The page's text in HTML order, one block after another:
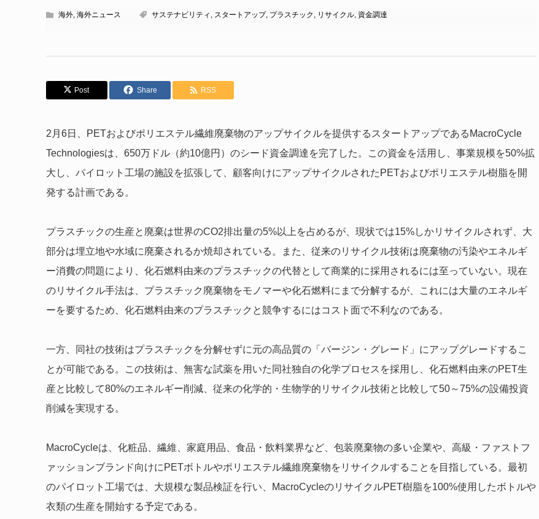
海外, 海外ニュース サステナビリティ , スタートアップ, プラスチック , リサイクル, 資金調達
Post Share RSS
2月6日、PETおよびポリエステル繊維廃棄物のアップサイクルを提供するスタートアップであるMacroCycle
Technologiesは、650万ドル（約10億円）のシード資金調達を完了した。この資金を活用し、事業規模を50%拡
大し、パイロット工場の施設を拡張して、顧客向けにアップサイクルされたPETおよびポリエステル樹脂を開
発する計画である。
プラスチックの生産と廃棄は世界のCO2排出量の5%以上を占めるが、現状では15%しかリサイクルされず、大
部分は埋立地や水域に廃棄されるか焼却されている。また、従来のリサイクル技術は廃棄物の汚染やエネルギ
ー消費の問題により、化石燃料由来のプラスチックの代替として商業的に採用されるには至っていない。現在
のリサイクル手法は、プラスチック廃棄物をモノマーや化石燃料にまで分解するが、これには大量のエネルギ
ーを要するため、化石燃料由来のプラスチックと競争するにはコスト面で不利なのである。
一方、同社の技術はプラスチックを分解せずに元の高品質の「バージン・グレード」にアップグレードするこ
とが可能である。この技術は、無害な試薬を用いた同社独自の化学プロセスを採用し、化石燃料由来のPET生
産と比較して80%のエネルギー削減、従来の化学的・生物学的リサイクル技術と比較して50～75%の設備投資
削減を実現する。
MacroCycleは、化粧品、繊維、家庭用品、食品・飲料業界など、包装廃棄物の多い企業や、高級・ファストフ
ァッションブランド向けにPETボトルやポリエステル繊維廃棄物をリサイクルすることを目指している。最初
のパイロット工場では、大規模な製品検証を行い、MacroCycleのリサイクルPET樹脂を100%使用したボトルや
衣類の生産を開始する予定である。